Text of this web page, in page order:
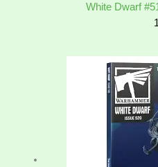
White Dwarf